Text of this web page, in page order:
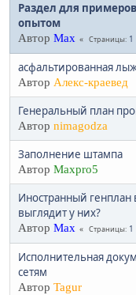
Раздел для
опытом
Автор Max Страницы 1
асфальтированная
Автор Алекс-краевед
Генеральный план
Автор nimagodza
Заполнение штампа
Автор Maxpro5
Иностранный
выглядит у них?
Автор Max Страницы 1
Исполнительная
сетям
Автор Tagur